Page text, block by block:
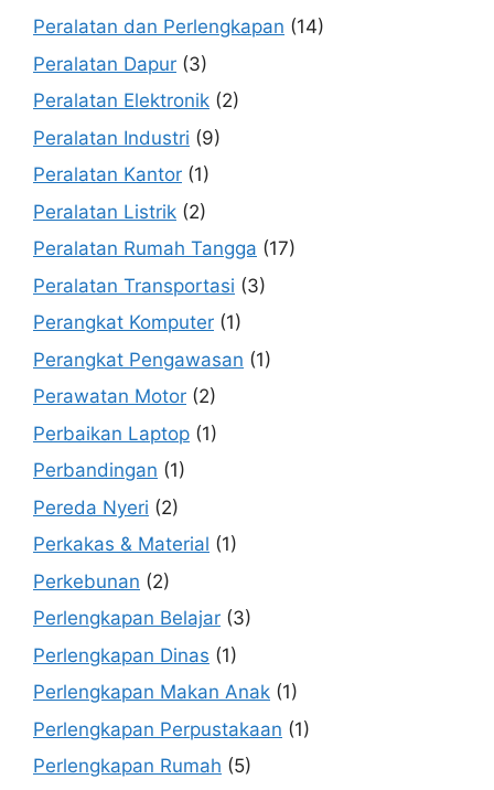
Peralatan dan Perlengkapan (14)
Peralatan Dapur (3)
Peralatan Elektronik (2)
Peralatan Industri (9)
Peralatan Kantor (1)
Peralatan Listrik (2)
Peralatan Rumah Tangga (17)
Peralatan Transportasi (3)
Perangkat Komputer (1)
Perangkat Pengawasan (1)
Perawatan Motor (2)
Perbaikan Laptop (1)
Perbandingan (1)
Pereda Nyeri (2)
Perkakas & Material (1)
Perkebunan (2)
Perlengkapan Belajar (3)
Perlengkapan Dinas (1)
Perlengkapan Makan Anak (1)
Perlengkapan Perpustakaan (1)
Perlengkapan Rumah (5)